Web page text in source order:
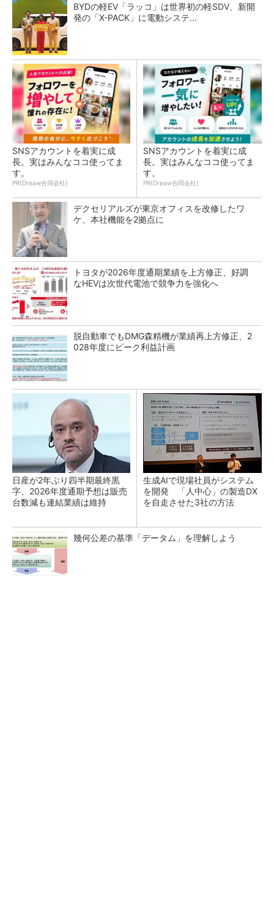
BYDの軽EV「ラッコ」は世界初の軽SDV、新開
発の「X-PACK」に電動システ...
SNSアカウントを着実に成
長。実はみんなココ使ってま
す。
PR(Dreaw合同会社)
SNSアカウントを着実に成
長。実はみんなココ使ってま
す。
PR(Dreaw合同会社)
デクセリアルズが東京オフィスを改修したワ
ケ、本社機能を2拠点に
トヨタが2026年度通期業績を上方修正、好調
なHEVは次世代電池で競争力を強化へ
脱自動車でもDMG森精機が業績再上方修正、2
028年度にピーク利益計画
日産が2年ぶり四半期最終黒
字、2026年度通期予想は販売
台数減も連結業績は維持
生成AIで現場社員がシステム
を開発 「人中心」の製造DX
を自走させた3社の方法
幾何公差の基準「データム」を理解しよう